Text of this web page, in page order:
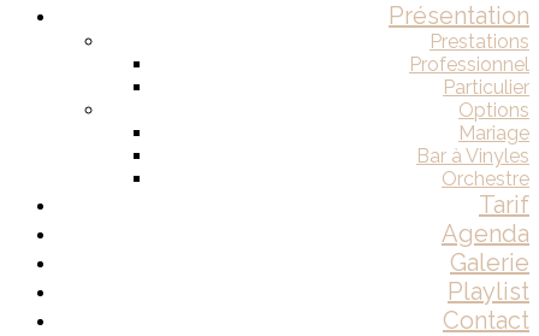
Présentation
Prestations
Professionnel
Particulier
Options
Mariage
Bar à Vinyles
Orchestre
Tarif
Agenda
Galerie
Playlist
Contact